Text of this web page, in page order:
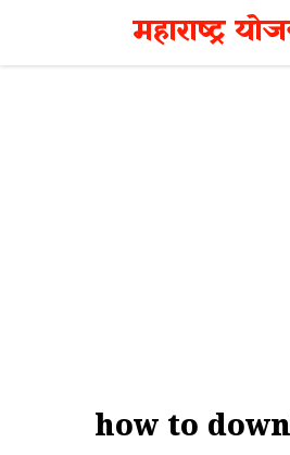
महाराष्ट्र
how to